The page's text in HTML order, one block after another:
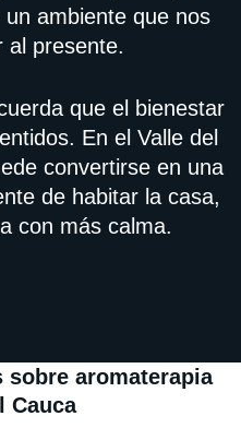
ambiente que nos
al presente.
que el bienestar
En el Valle del
convertirse en una
de habitar la casa,
con más calma.
sobre aromaterapia
Cauca